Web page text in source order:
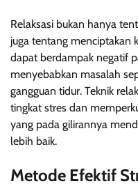
Relaksasi bukan hanya
juga tentang menciptakan
dapat berdampak negatif
menyebabkan masalah
gangguan tidur. Teknik
tingkat stres dan
yang pada gilirannya
lebih baik.
Metode Efektif